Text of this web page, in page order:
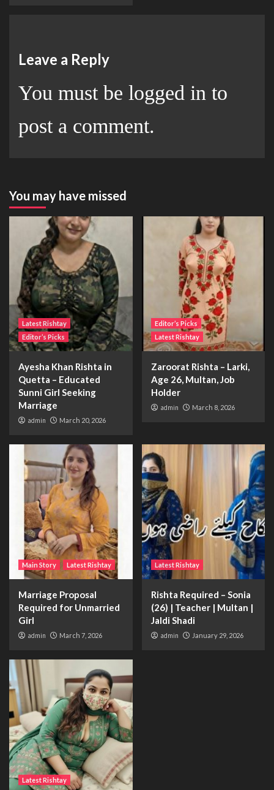
Leave a Reply
You must be logged in to
post a comment.
You may have missed
Latest Rishtay
Editor’s Picks
Ayesha Khan Rishta in
Quetta – Educated
Sunni Girl Seeking
Marriage
admin March 20, 2026
Editor’s Picks
Latest Rishtay
Zaroorat Rishta – Larki,
Age 26, Multan, Job
Holder
admin March 8, 2026
Main Story Latest Rishtay
Marriage Proposal
Required for Unmarried
Girl
admin March 7, 2026
Latest Rishtay
Rishta Required – Sonia
(26) | Teacher | Multan |
Jaldi Shadi
admin January 29, 2026
Latest Rishtay